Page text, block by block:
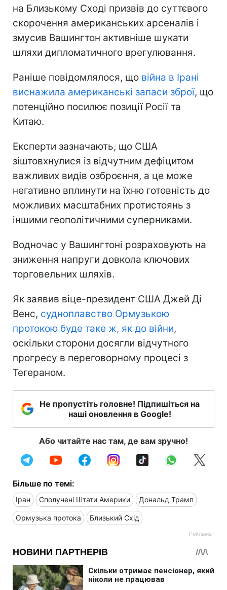
на Близькому Сході призвів до суттєвого
скорочення американських арсеналів і
змусив Вашингтон активніше шукати
шляхи дипломатичного врегулювання.
Раніше повідомлялося, що війна в Ірані
виснажила американські запаси зброї, що
потенційно посилює позиції Росії та
Китаю.
Експерти зазначають, що США
зіштовхнулися із відчутним дефіцитом
важливих видів озброєння, а це може
негативно вплинути на їхню готовність до
можливих масштабних протистоянь з
іншими геополітичними суперниками.
Водночас у Вашингтоні розраховують на
зниження напруги довкола ключових
торговельних шляхів.
Як заявив віце-президент США Джей Ді
Венс, судноплавство Ормузькою
протокою буде таке ж, як до війни,
оскільки сторони досягли відчутного
прогресу в переговорному процесі з
Тегераном.
Не пропустіть головне! Підпишіться на
наші оновлення в Google!
Або читайте нас там, де вам зручно!
Більше по темі:
Іран Сполучені Штати Америки Дональд Трамп
Ормузька протока Близький Схід